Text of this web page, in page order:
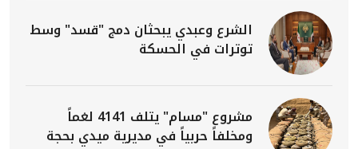
الشرع وعبدي يبحثان دمج "قسد" وسط
توترات في الحسكة
مشروع "مسام" يتلف 4141 لغماً
ومخلفاً حربياً في مديرية ميدي بحجة